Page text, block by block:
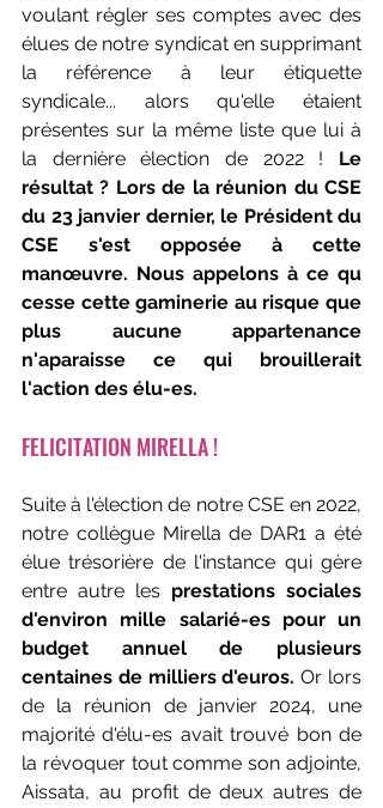
voulant régler ses comptes avec des
élues de notre syndicat en supprimant
la référence à leur étiquette
syndicale... alors qu'elle étaient
présentes sur la même liste que lui à
la dernière élection de 2022 ! Le
résultat ? Lors de la réunion du CSE
du 23 janvier dernier, le Président du
CSE s'est opposée à cette
manœuvre. Nous appelons à ce qu
cesse cette gaminerie au risque que
plus aucune appartenance
n'aparaisse ce qui brouillerait
l'action des élu-es.
FELICITATION MIRELLA !
Suite à l'élection de notre CSE en 2022,
notre collègue Mirella de DAR1 a été
élue trésorière de l'instance qui gère
entre autre les prestations sociales
d'environ mille salarié-es pour un
budget annuel de plusieurs
centaines de milliers d'euros. Or lors
de la réunion de janvier 2024, une
majorité d'élu-es avait trouvé bon de
la révoquer tout comme son adjointe,
Aissata, au profit de deux autres de